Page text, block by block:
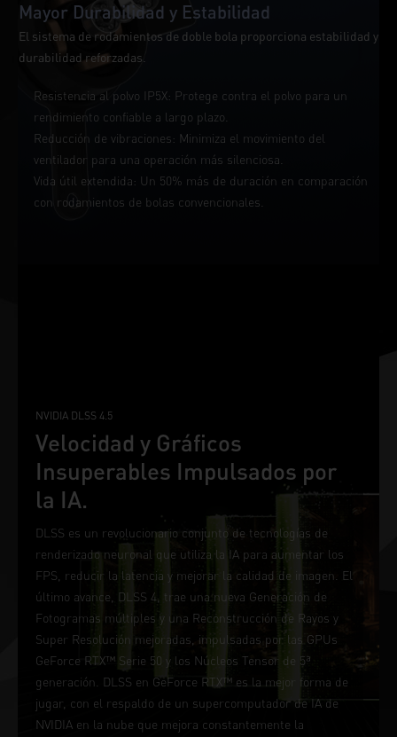
Mayor Durabilidad y Estabilidad
El sistema de rodamientos de doble bola proporciona estabilidad y
durabilidad reforzadas.
Resistencia al polvo IP5X: Protege contra el polvo para un
rendimiento confiable a largo plazo.
Reducción de vibraciones: Minimiza el movimiento del
ventilador para una operación más silenciosa.
Vida útil extendida: Un 50% más de duración en comparación
con rodamientos de bolas convencionales.
NVIDIA DLSS 4.5
Velocidad y Gráficos
Insuperables Impulsados por
la IA.
DLSS es un revolucionario conjunto de tecnologías de
renderizado neuronal que utiliza la IA para aumentar los
FPS, reducir la latencia y mejorar la calidad de imagen. El
último avance, DLSS 4, trae una nueva Generación de
Fotogramas múltiples y una Reconstrucción de Rayos y
Super Resolución mejoradas, impulsadas por las GPUs
GeForce RTX™ Serie 50 y los Núcleos Tensor de 5ª
generación. DLSS en GeForce RTX™ es la mejor forma de
jugar, con el respaldo de un supercomputador de IA de
NVIDIA en la nube que mejora constantemente la